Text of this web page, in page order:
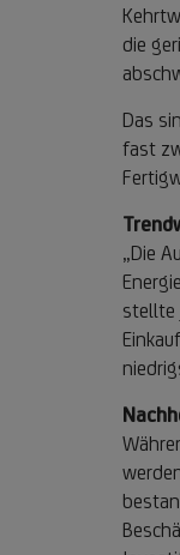
die
Das
fast
„Die
stellte